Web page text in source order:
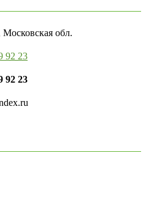
обл.
92 23
92 23